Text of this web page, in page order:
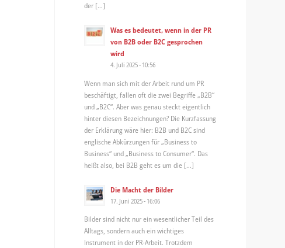
der […]
Was es bedeutet, wenn in der PR
von B2B oder B2C gesprochen
wird
4. Juli 2025 - 10:56
Wenn man sich mit der Arbeit rund um PR
beschäftigt, fallen oft die zwei Begriffe „B2B“
und „B2C“. Aber was genau steckt eigentlich
hinter diesen Bezeichnungen? Die Kurzfassung
der Erklärung wäre hier: B2B und B2C sind
englische Abkürzungen für „Business to
Business“ und „Business to Consumer“. Das
heißt also, bei B2B geht es um die […]
Die Macht der Bilder
17. Juni 2025 - 16:06
Bilder sind nicht nur ein wesentlicher Teil des
Alltags, sondern auch ein wichtiges
Instrument in der PR-Arbeit. Trotzdem